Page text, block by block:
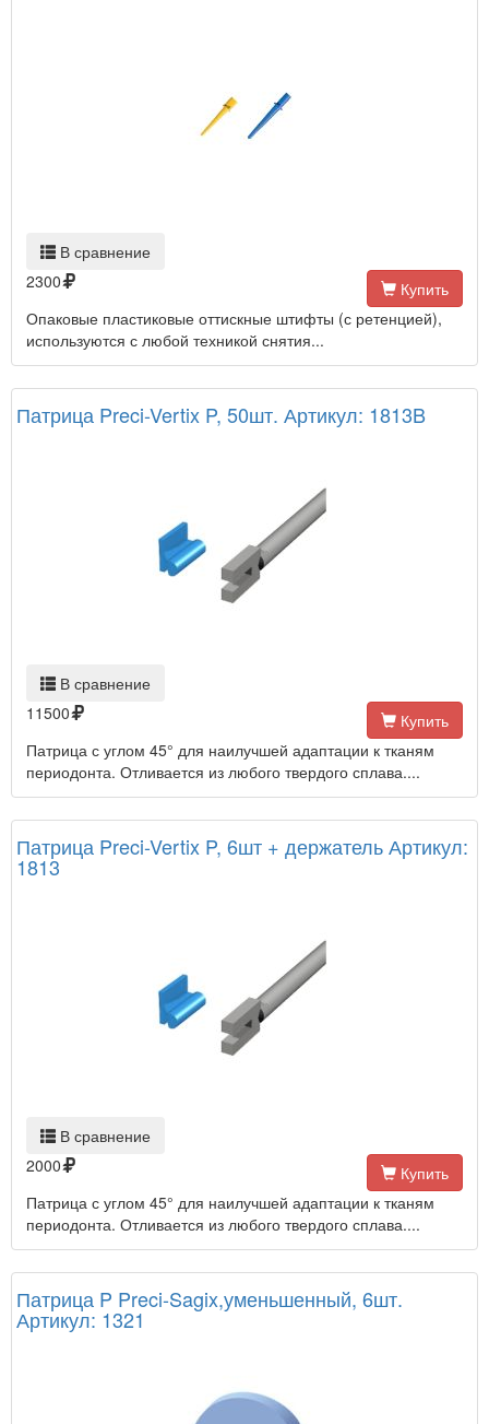
В сравнение
2300
Купить
Опаковые пластиковые оттискные штифты (с ретенцией),
используются с любой техникой снятия...
Патрица Preci-Vertix P, 50шт. Артикул: 1813B
В сравнение
11500
Купить
Патрица с углом 45° для наилучшей адаптации к тканям
периодонта. Отливается из любого твердого сплава....
Патрица Preci-Vertix P, 6шт + держатель Артикул:
1813
В сравнение
2000
Купить
Патрица с углом 45° для наилучшей адаптации к тканям
периодонта. Отливается из любого твердого сплава....
Патрица P Preci-Sagix,уменьшенный, 6шт.
Артикул: 1321